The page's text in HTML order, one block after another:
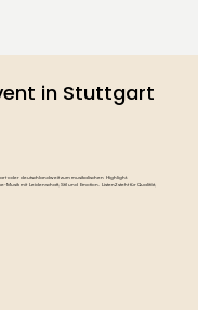
in Stuttgart
oder deutschlandweit zum musikalischen Highlight.
mit Leidenschaft, Stil und Emotion. Listen2 steht für Qualität,